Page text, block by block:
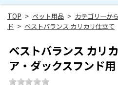
> ペット用品 > カテゴリーか
ド > ベストバランス カリカリ仕立て
ベストバランス カリ
ア・ダックスフンド